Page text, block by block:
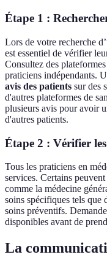
Étape 1 :
Lors de votre recherche
est essentiel de vérifier
Consultez des
praticiens indépendants.
avis des patients sur des
d'autres plateformes de
plusieurs avis pour avoir
d'autres patients.
Étape 2 : Vérifier
Tous les praticiens en
services. Certains
comme la médecine
soins spécifiques tels que
soins préventifs.
disponibles avant de
La